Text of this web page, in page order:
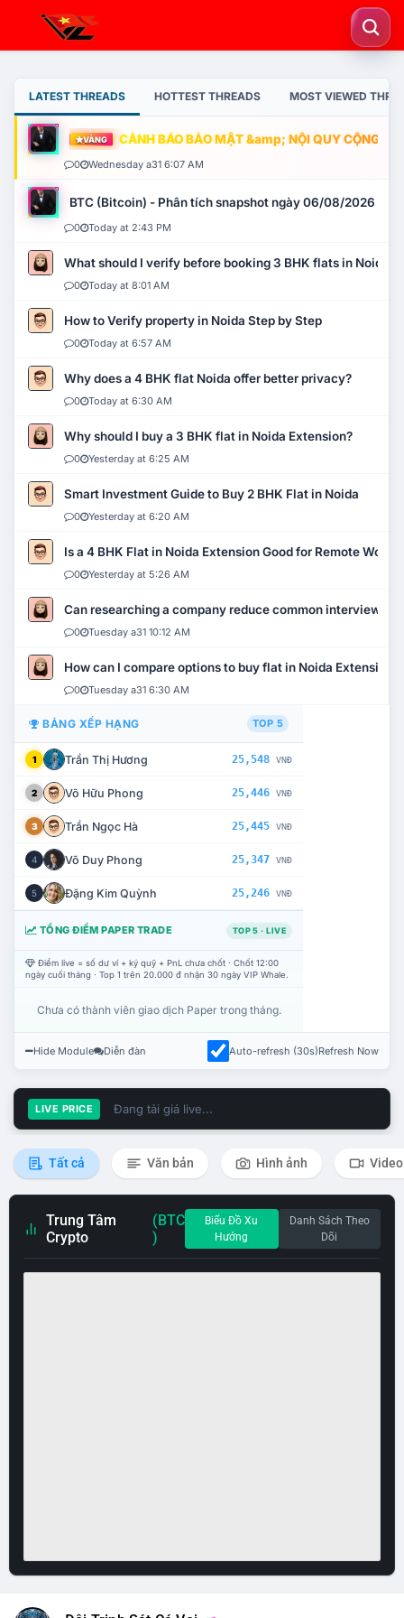
LATEST THREADS HOTTEST THREADS MOST VIEWED
VÀNG CẢNH BÁO BẢO MẬT &amp; NỘI QUY CỘNG
0 Wednesday a31 6:07 AM
BTC (Bitcoin) - Phân tích snapshot ngày 06/08/2026
0 Today at 2:43 PM
What should I verify before booking 3 BHK flats in Noida?
0 Today at 8:01 AM
How to Verify property in Noida Step by Step
0 Today at 6:57 AM
Why does a 4 BHK flat Noida offer better privacy?
0 Today at 6:30 AM
Why should I buy a 3 BHK flat in Noida Extension?
0 Yesterday at 6:25 AM
Smart Investment Guide to Buy 2 BHK Flat in Noida
0 Yesterday at 6:20 AM
Is a 4 BHK Flat in Noida Extension Good for Remote Work?
0 Yesterday at 5:26 AM
Can researching a company reduce common interview
0 Tuesday a31 10:12 AM
How can I compare options to buy flat in Noida Extension?
0 Tuesday a31 6:30 AM
BẢNG XẾP HẠNG TOP 5
1 Trần Thị Hương 25,548 VNĐ
2 Võ Hữu Phong 25,446 VNĐ
3 Trần Ngọc Hà 25,445 VNĐ
4 Võ Duy Phong 25,347 VNĐ
5 Đặng Kim Quỳnh 25,246 VNĐ
TỔNG ĐIỂM PAPER TRADE TOP 5 · LIVE
Điểm live = số dư ví + ký quỹ + PnL chưa chốt · Chốt 12:00
ngày cuối tháng · Top 1 trên 20.000 đ nhận 30 ngày VIP Whale.
Chưa có thành viên giao dịch Paper trong tháng.
Hide Module Diễn đàn Auto-refresh (30s)Refresh Now
LIVE PRICE Đang tải giá live...
Tất cả Văn bản Hình ảnh Video
Trung Tâm
Crypto
(BTC
)
Biểu Đồ Xu
Hướng
Danh Sách Theo
Dõi